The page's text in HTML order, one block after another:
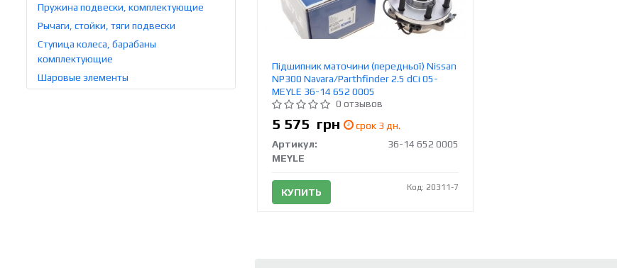
Пружина подвески, комплектующие
Рычаги, стойки, тяги подвески
Ступица колеса, барабаны
комплектующие
Шаровые элементы
Підшипник маточини (передньої) Nissan
NP300 Navara/Parthfinder 2.5 dCi 05-
MEYLE 36-14 652 0005
0 отзывов
5 575 грн
срок 3 дн.
Артикул:
36-14 652 0005
MEYLE
КУПИТЬ Код: 20311-7